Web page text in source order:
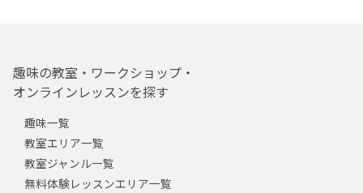
趣味の教室・ワークショップ・
オンラインレッスンを探す
趣味一覧
教室エリア一覧
教室ジャンル一覧
無料体験レッスンエリア一覧